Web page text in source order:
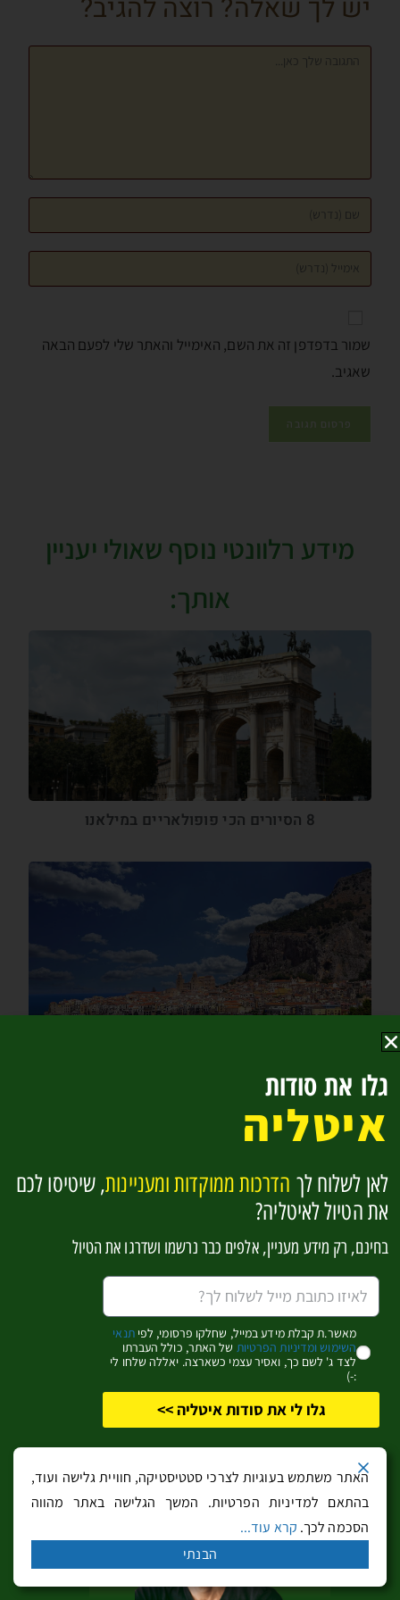
p
er
k
יש לך שאלה? רוצה להגיב?
שמור בדפדפן זה את השם, האימייל והאתר שלי לפעם הבאה
שאגיב.
מידע רלוונטי נוסף שאולי יעניין
אותך:
8 הסיורים הכי פופולאריים במילאנו
ונציה מדריך מהיר למטייל | כל האינפורמציה בקליק
אחד
רימיני – בירתה של הריביירה האדריאטית
האתר משתמש בעוגיות לצרכי סטטיסטיקה, חוויית גלישה ועוד,
בהתאם למדיניות הפרטיות. המשך הגלישה באתר מהווה
הסכמה לכך. קרא עוד...
הבנתי
גלו את סודות
איטליה
לאן לשלוח לך הדרכות ממוקדות ומעניינות, שיטיסו לכם
את הטיול לאיטליה?
בחינם, רק מידע מעניין, אלפים כבר נרשמו ושדרגו את הטיול
מאשר.ת קבלת מידע במייל, שחלקו פרסומי, לפיתנאי
השימוש ומדיניות הפרטיות של האתר, כולל העברתו
לצד ג' לשם כך, ואסיר עצמי כשארצה. יאללה שלחו לי
:-)
גלו לי את סודות איטליה >>